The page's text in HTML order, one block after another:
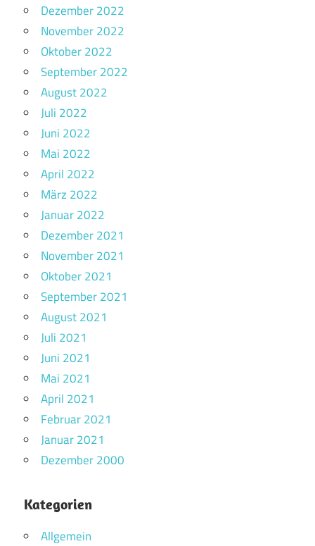
Dezember 2022
November 2022
Oktober 2022
September 2022
August 2022
Juli 2022
Juni 2022
Mai 2022
April 2022
März 2022
Januar 2022
Dezember 2021
November 2021
Oktober 2021
September 2021
August 2021
Juli 2021
Juni 2021
Mai 2021
April 2021
Februar 2021
Januar 2021
Dezember 2000
Kategorien
Allgemein